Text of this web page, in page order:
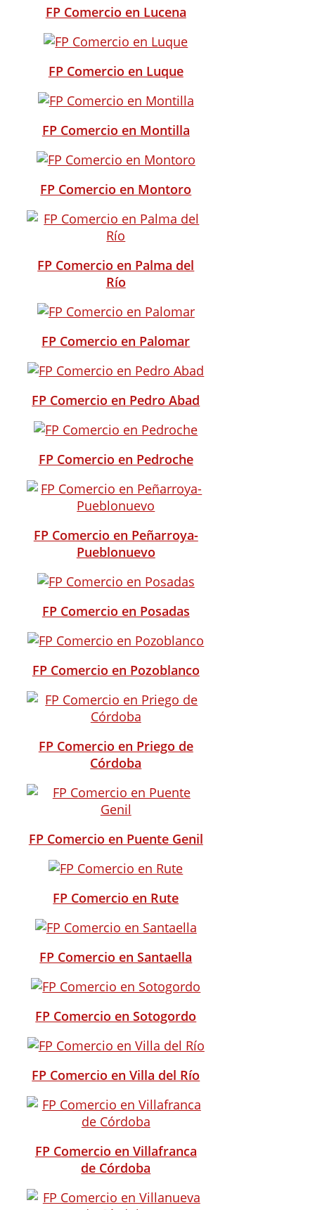
FP Comercio en Lucena
FP Comercio en Luque
FP Comercio en Montilla
FP Comercio en Montoro
FP Comercio en Palma del
Río
FP Comercio en Palomar
FP Comercio en Pedro Abad
FP Comercio en Pedroche
FP Comercio en Peñarroya-
Pueblonuevo
FP Comercio en Posadas
FP Comercio en Pozoblanco
FP Comercio en Priego de
Córdoba
FP Comercio en Puente Genil
FP Comercio en Rute
FP Comercio en Santaella
FP Comercio en Sotogordo
FP Comercio en Villa del Río
FP Comercio en Villafranca
de Córdoba